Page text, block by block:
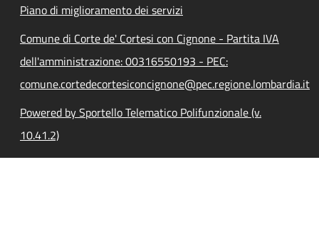
Piano di miglioramento dei servizi
Comune di Corte de' Cortesi con Cignone - Partita IVA
dell'amministrazione: 00316550193 - PEC:
comune.cortedecortesiconcignone@pec.regione.lombardia.it
Powered by Sportello Telematico Polifunzionale (v.
10.41.2)